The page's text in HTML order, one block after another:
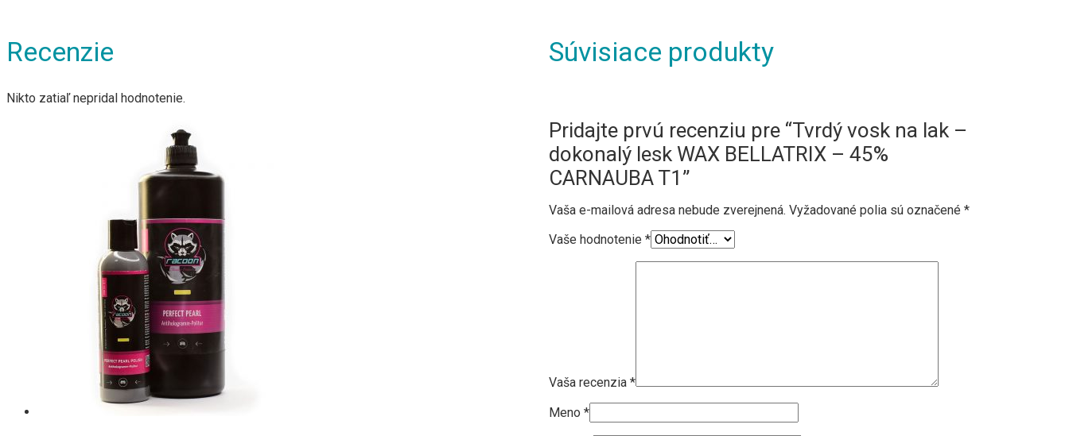
Recenzie
Nikto zatiaľ nepridal hodnotenie.
Pridajte prvú recenziu pre “Tvrdý vosk na lak –
dokonalý lesk WAX BELLATRIX – 45%
CARNAUBA T1”
Vaša e-mailová adresa nebude zverejnená. Vyžadované polia sú označené *
Vaše hodnotenie *
Vaša recenzia *
Meno *
Súvisiace produkty